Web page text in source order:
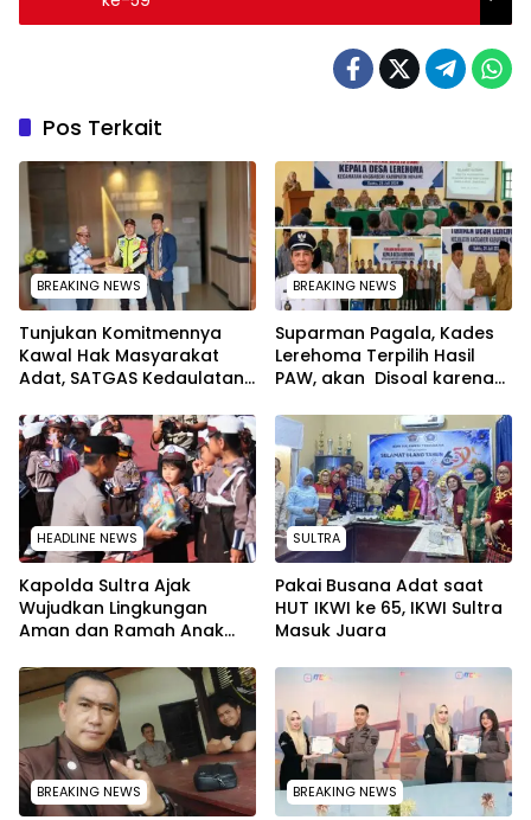
Pos Terkait
BREAKING NEWS
Tunjukan Komitmennya
Kawal Hak Masyarakat
Adat, SATGAS Kedaulatan
Sultra Surati PT SCM Routa
BREAKING NEWS
Suparman Pagala, Kades
Lerehoma Terpilih Hasil
PAW, akan Disoal karena
Security di PT TPM
HEADLINE NEWS
Kapolda Sultra Ajak
Wujudkan Lingkungan
Aman dan Ramah Anak
Nasional 2026
SULTRA
Pakai Busana Adat saat
HUT IKWI ke 65, IKWI Sultra
Masuk Juara
BREAKING NEWS BREAKING NEWS